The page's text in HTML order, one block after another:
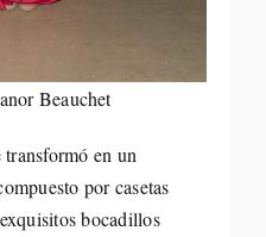
Beauchet
en un
por casetas
bocadillos